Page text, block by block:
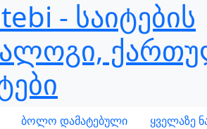
ბოლო დამატებული ყველაზე